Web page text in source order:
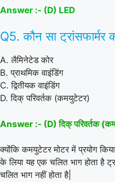
Answer :- (D) LED
Q5. कौन सा ट्रांसफार्मर
A. लैमिनेटेड कोर
B. प्राथमिक वाइंडिंग
C. द्वितीयक वाइंडिंग
D. दिक् परिवर्तक (कमयुटेटर)
Answer :- (D) दिक् परिवर्तक
क्योंकि कमयुटेटर मोटर में प्रयोग
के लिया यह एक चलित भाग होता है
चलित भाग नहीं होता है|